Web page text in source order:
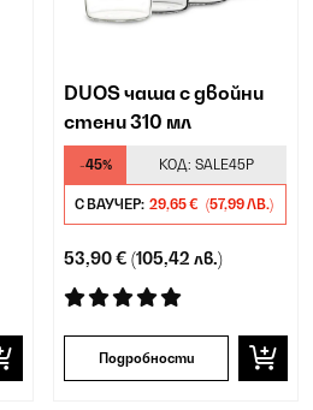
DUOS чаша с двойни
стени 310 мл
-45% КОД: SALE45P
С ВАУЧЕР: 29,65 € (57,99 ЛВ.)
53,90 € (105,42 лв.)
Подробности